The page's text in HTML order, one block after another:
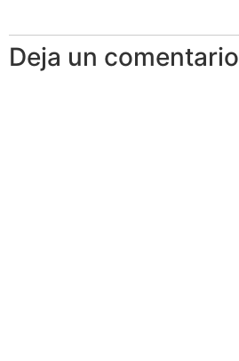
Deja un comentario